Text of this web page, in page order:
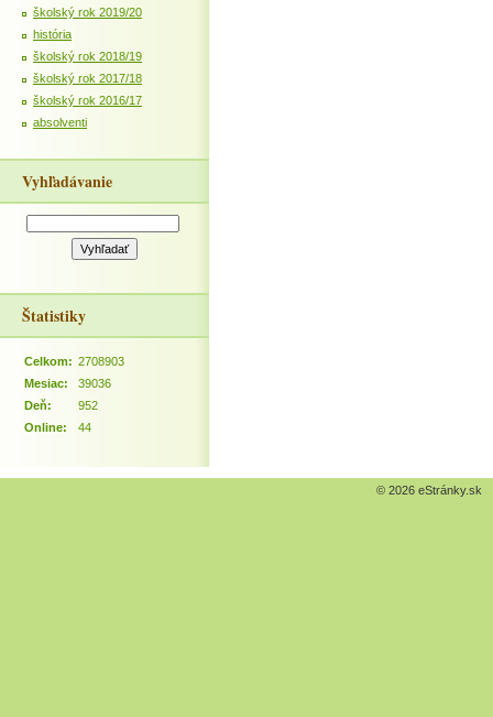
školský rok 2019/20
história
školský rok 2018/19
školský rok 2017/18
školský rok 2016/17
absolventi
Vyhľadávanie
Štatistiky
Online: 44
Celkom: 2708903
Mesiac:
39036
Deň:
952
© 2026 eStránky.sk